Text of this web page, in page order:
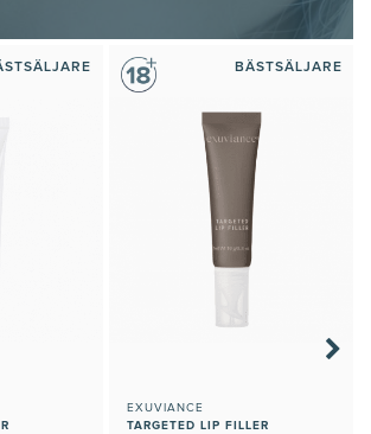
BÄSTSÄLJARE
EXUVIANCE
TARGETED LIP FILLER